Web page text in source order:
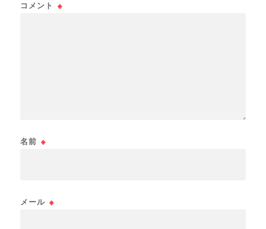
コメント ※
名前 ※
メール ※